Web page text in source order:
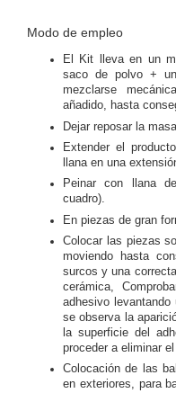
Modo de empleo
El Kit lleva en un
saco de polvo +
mezclarse
añadido, hasta
Dejar reposar la
Extender el
llana en una
Peinar con llana
cuadro).
En piezas de gran
Colocar las piezas
moviendo hasta
surcos y una
cerámica,
adhesivo
se observa la
la superficie del
proceder a eliminar
Colocación de las
en exteriores, para